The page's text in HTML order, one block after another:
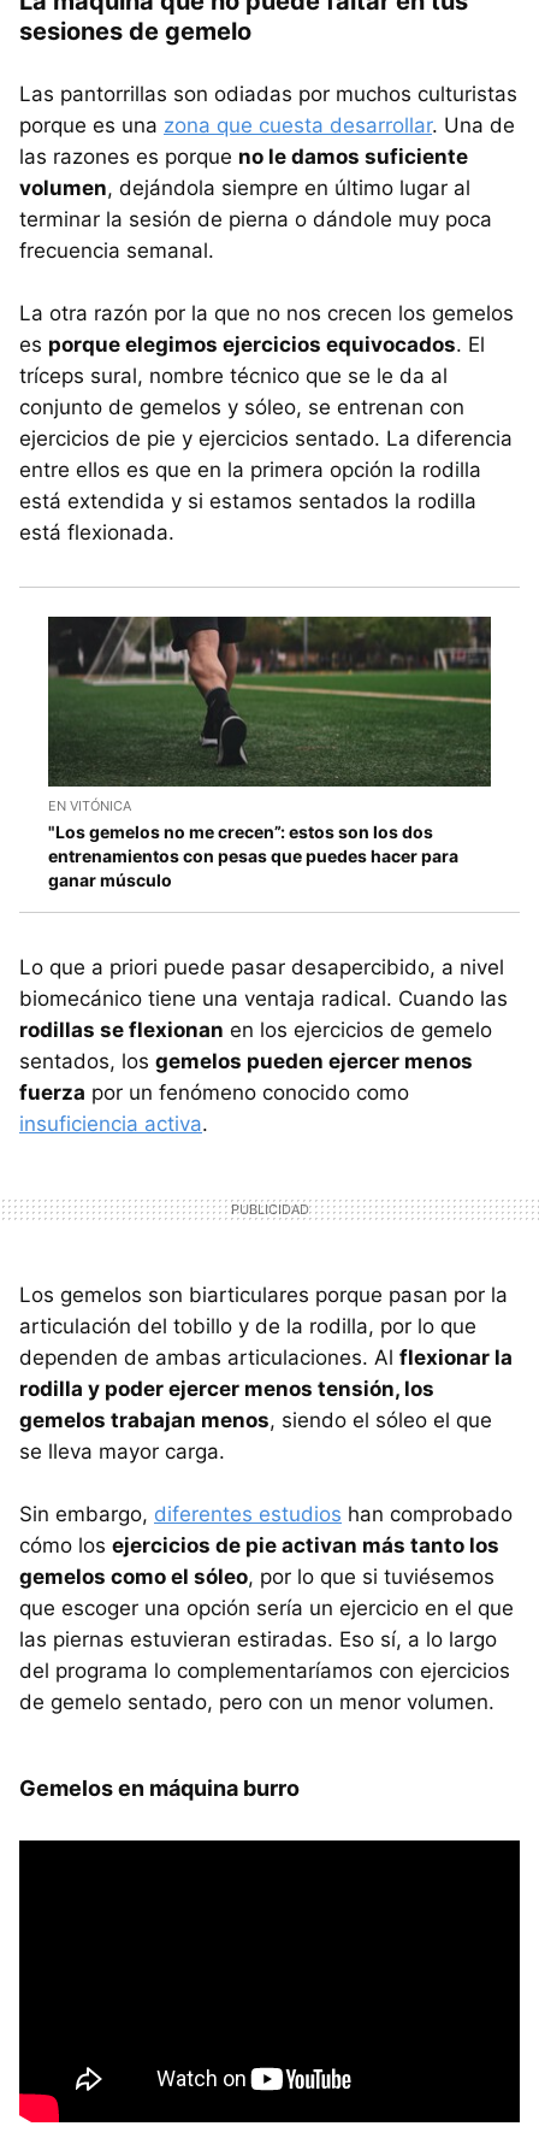
sesiones de gemelo
Las pantorrillas son odiadas por muchos culturistas
porque es una zona que cuesta desarrollar. Una de
las razones es porque no le damos suficiente
volumen, dejándola siempre en último lugar al
terminar la sesión de pierna o dándole muy poca
frecuencia semanal.
La otra razón por la que no nos crecen los gemelos
es porque elegimos ejercicios equivocados. El
tríceps sural, nombre técnico que se le da al
conjunto de gemelos y sóleo, se entrenan con
ejercicios de pie y ejercicios sentado. La diferencia
entre ellos es que en la primera opción la rodilla
está extendida y si estamos sentados la rodilla
está flexionada.
EN VITÓNICA
"Los gemelos no me crecen”: estos son los dos
entrenamientos con pesas que puedes hacer para
ganar músculo
Lo que a priori puede pasar desapercibido, a nivel
biomecánico tiene una ventaja radical. Cuando las
rodillas se flexionan en los ejercicios de gemelo
sentados, los gemelos pueden ejercer menos
fuerza por un fenómeno conocido como
insuficiencia activa.
Los gemelos son biarticulares porque pasan por la
articulación del tobillo y de la rodilla, por lo que
dependen de ambas articulaciones. Al flexionar la
rodilla y poder ejercer menos tensión, los
gemelos trabajan menos, siendo el sóleo el que
se lleva mayor carga.
Sin embargo, diferentes estudios han comprobado
cómo los ejercicios de pie activan más tanto los
gemelos como el sóleo, por lo que si tuviésemos
que escoger una opción sería un ejercicio en el que
las piernas estuvieran estiradas. Eso sí, a lo largo
del programa lo complementaríamos con ejercicios
de gemelo sentado, pero con un menor volumen.
Gemelos en máquina burro